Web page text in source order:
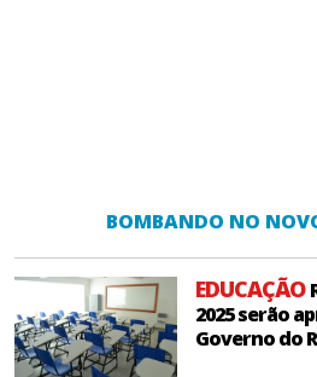
BOMBANDO NO
EDUCAÇÃO
2025 serão
Governo do